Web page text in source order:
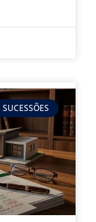
SUCESSÕES